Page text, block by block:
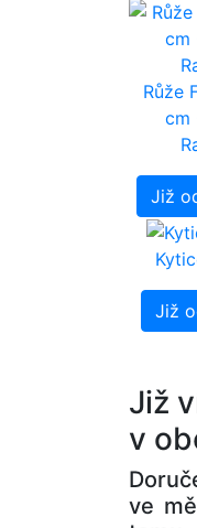
Růže
cm
Již
Již
Již
v
ve